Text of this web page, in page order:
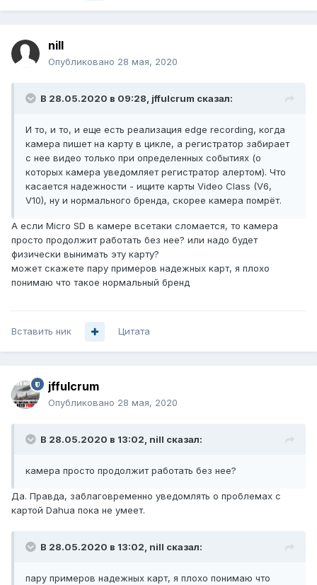
nill
Опубликовано 28 мая, 2020
В 28.05.2020 в 09:28, jffulcrum сказал:
И то, и то, и еще есть реализация edge recording, когда
камера пишет на карту в цикле, а регистратор забирает
с нее видео только при определенных событиях (о
которых камера уведомляет регистратор алертом). Что
касается надежности - ищите карты Video Class (V6,
V10), ну и нормального бренда, скорее камера помрёт.
А если Micro SD в камере всетаки сломается, то камера
просто продолжит работать без нее? или надо будет
физически вынимать эту карту?
может скажете пару примеров надежных карт, я плохо
понимаю что такое нормальный бренд
Вставить ник Цитата
jffulcrum
Опубликовано 28 мая, 2020
В 28.05.2020 в 13:02, nill сказал:
камера просто продолжит работать без нее?
Да. Правда, заблаговременно уведомлять о проблемах с
картой Dahua пока не умеет.
В 28.05.2020 в 13:02, nill сказал:
пару примеров надежных карт, я плохо понимаю что